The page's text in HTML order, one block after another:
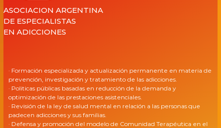
ASOCIACION ARGENTINA
DE ESPECIALISTAS
EN ADICCIONES
· Formación especializada y actualización permanente en materia de
prevención, investigación y tratamiento de las adicciones.
· Politicas públicas basadas en reducción de la demanda y
optimización de las prestaciones asistenciales.
· Revisión de la ley de salud mental en relación a las personas que
padecen adicciones y sus familias.
· Defensa y promoción del modelo de Comunidad Terapéutica en el